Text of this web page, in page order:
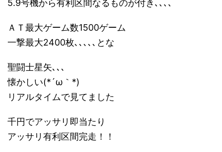
5.9号機から有利区間なるものが付き､､､､
ＡＴ最大ゲーム数1500ゲーム
一撃最大2400枚､､､､､とな
聖闘士星矢､､､
懐かしい(*´ω｀*)
リアルタイムで見てました
千円でアッサリ即当たり
アッサリ有利区間完走！！